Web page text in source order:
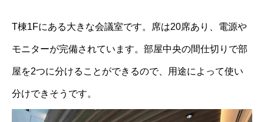
T棟1Fにある大きな会議室です。席は20席あり、電源や
モニターが完備されています。部屋中央の間仕切りで部
屋を2つに分けることができるので、用途によって使い
分けできそうです。